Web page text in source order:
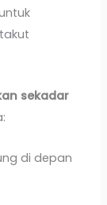
sekadar
di depan